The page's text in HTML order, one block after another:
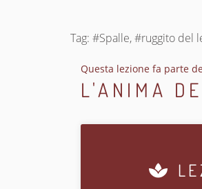
Tag: #Spalle, #ruggito del
Questa lezione fa parte
L'ANIMA